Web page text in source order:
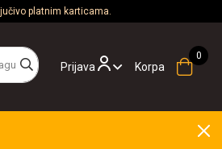
platnim karticama.
Prijava Korpa